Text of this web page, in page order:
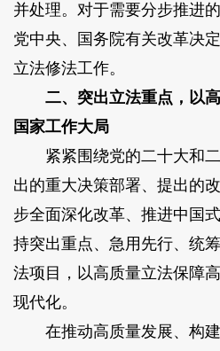
并处理。对于需要分步推进
党中央、国务院有关改革决
立法修法工作。
二、突出立法重点，以
国家工作大局
紧紧围绕党的二十大和二
出的重大决策部署、提出的
步全面深化改革、推进中国
持突出重点、急用先行、统
法项目，以高质量立法保障
现代化。
在推动高质量发展、构建